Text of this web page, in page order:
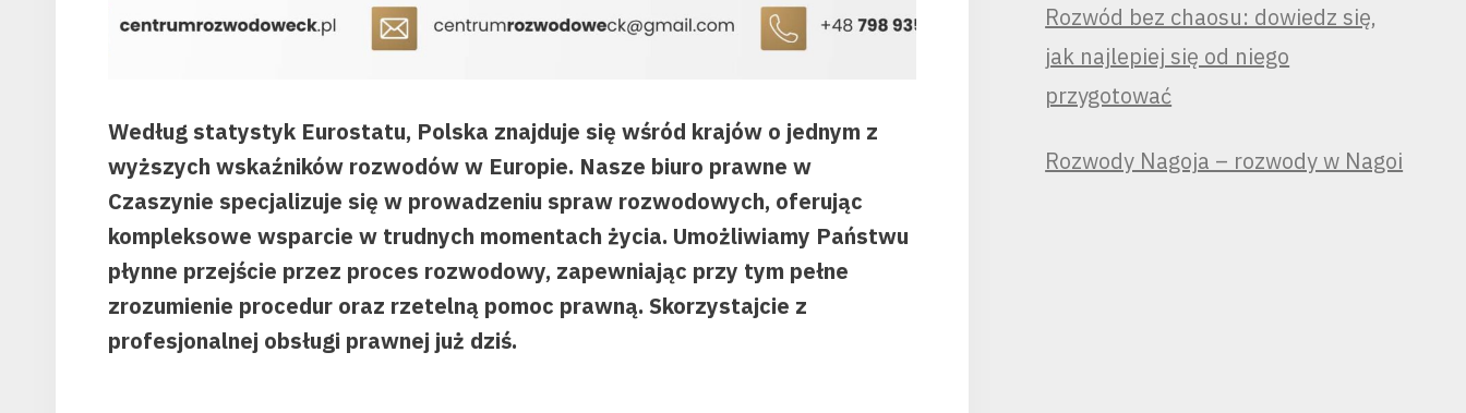
Według statystyk Eurostatu, Polska znajduje się wśród krajów o jednym z
wyższych wskaźników rozwodów w Europie. Nasze biuro prawne w
Czaszynie specjalizuje się w prowadzeniu spraw rozwodowych, oferując
kompleksowe wsparcie w trudnych momentach życia. Umożliwiamy Państwu
płynne przejście przez proces rozwodowy, zapewniając przy tym pełne
zrozumienie procedur oraz rzetelną pomoc prawną. Skorzystajcie z
profesjonalnej obsługi prawnej już dziś.
Rozwód bez chaosu: dowiedz się,
jak najlepiej się od niego
przygotować
Rozwody Nagoja – rozwody w Nagoi